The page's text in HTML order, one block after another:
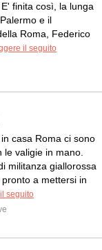
finita così, la lunga
e il
Roma, Federico
il seguito
casa Roma ci sono
valigie in mano.
militanza giallorossa
a mettersi in
seguito